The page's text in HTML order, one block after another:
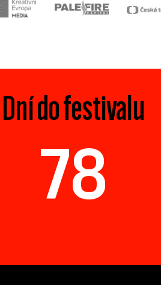
Dní do festivalu
78